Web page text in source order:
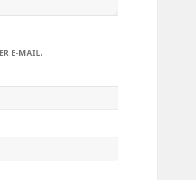
E-MAIL.